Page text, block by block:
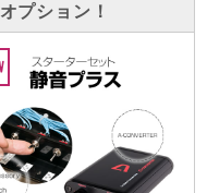
プション！